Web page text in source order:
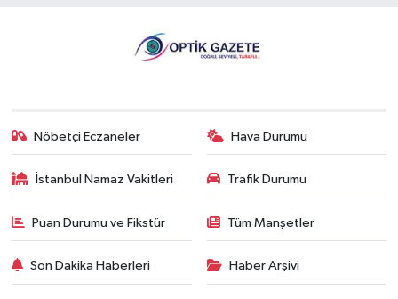
Nöbetçi Eczaneler Hava Durumu
İstanbul Namaz Vakitleri Trafik Durumu
Puan Durumu ve Fikstür Tüm Manşetler
Son Dakika Haberleri Haber Arşivi